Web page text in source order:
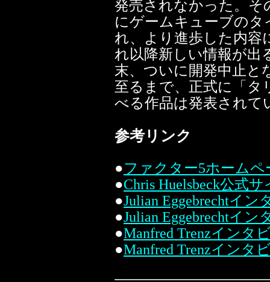
発売されなかった。そ
にゲームキューブの
れ、より進歩した内容
れ以降新しい情報が出
末、ついに開発中止と
至るまで、正式に「タ
べる作品は発表されて
参考リンク
●ファクター5ホームペ
●Chris Huelsbeck公式サ
●Julian Eggebrechtイン
●Julian Eggebrechtイン
●Manfred Trenzインタ
●Manfred Trenzインタ